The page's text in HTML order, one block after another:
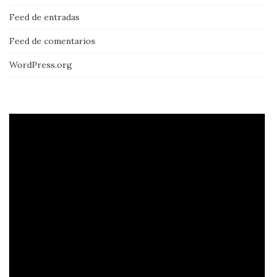
Feed de entradas
Feed de comentarios
WordPress.org